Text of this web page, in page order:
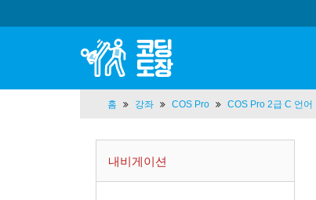
홈 강좌 COS Pro COS Pro 2급 C 언어
내비게이션